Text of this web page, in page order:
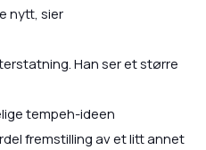
nytt, sier
Han ser et større
tempeh-ideen
fremstilling av et litt annet